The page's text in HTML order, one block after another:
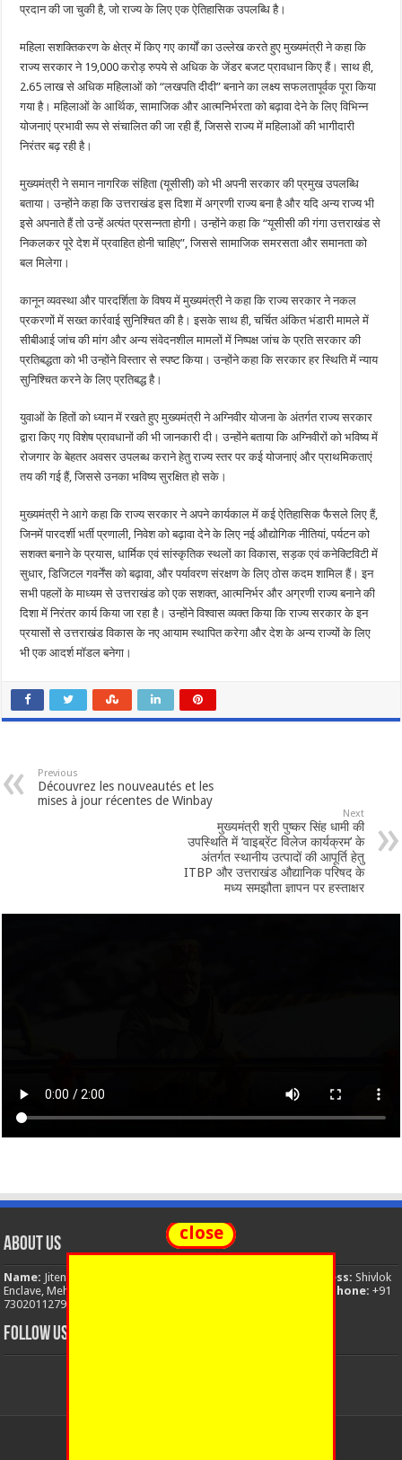
प्रदान की जा चुकी है, जो राज्य के लिए एक ऐतिहासिक उपलब्धि है।
महिला सशक्तिकरण के क्षेत्र में किए गए कार्यों का उल्लेख करते हुए मुख्यमंत्री ने कहा कि
राज्य सरकार ने 19,000 करोड़ रुपये से अधिक के जेंडर बजट प्रावधान किए हैं। साथ ही,
2.65 लाख से अधिक महिलाओं को “लखपति दीदी” बनाने का लक्ष्य सफलतापूर्वक पूरा किया
गया है। महिलाओं के आर्थिक, सामाजिक और आत्मनिर्भरता को बढ़ावा देने के लिए विभिन्न
योजनाएं प्रभावी रूप से संचालित की जा रही हैं, जिससे राज्य में महिलाओं की भागीदारी
निरंतर बढ़ रही है।
मुख्यमंत्री ने समान नागरिक संहिता (यूसीसी) को भी अपनी सरकार की प्रमुख उपलब्धि
बताया। उन्होंने कहा कि उत्तराखंड इस दिशा में अग्रणी राज्य बना है और यदि अन्य राज्य भी
इसे अपनाते हैं तो उन्हें अत्यंत प्रसन्नता होगी। उन्होंने कहा कि “यूसीसी की गंगा उत्तराखंड से
निकलकर पूरे देश में प्रवाहित होनी चाहिए”, जिससे सामाजिक समरसता और समानता को
बल मिलेगा।
कानून व्यवस्था और पारदर्शिता के विषय में मुख्यमंत्री ने कहा कि राज्य सरकार ने नकल
प्रकरणों में सख्त कार्रवाई सुनिश्चित की है। इसके साथ ही, चर्चित अंकित भंडारी मामले में
सीबीआई जांच की मांग और अन्य संवेदनशील मामलों में निष्पक्ष जांच के प्रति सरकार की
प्रतिबद्धता को भी उन्होंने विस्तार से स्पष्ट किया। उन्होंने कहा कि सरकार हर स्थिति में न्याय
सुनिश्चित करने के लिए प्रतिबद्ध है।
युवाओं के हितों को ध्यान में रखते हुए मुख्यमंत्री ने अग्निवीर योजना के अंतर्गत राज्य सरकार
द्वारा किए गए विशेष प्रावधानों की भी जानकारी दी। उन्होंने बताया कि अग्निवीरों को भविष्य में
रोजगार के बेहतर अवसर उपलब्ध कराने हेतु राज्य स्तर पर कई योजनाएं और प्राथमिकताएं
तय की गई हैं, जिससे उनका भविष्य सुरक्षित हो सके।
मुख्यमंत्री ने आगे कहा कि राज्य सरकार ने अपने कार्यकाल में कई ऐतिहासिक फैसले लिए हैं,
जिनमें पारदर्शी भर्ती प्रणाली, निवेश को बढ़ावा देने के लिए नई औद्योगिक नीतियां, पर्यटन को
सशक्त बनाने के प्रयास, धार्मिक एवं सांस्कृतिक स्थलों का विकास, सड़क एवं कनेक्टिविटी में
सुधार, डिजिटल गवर्नेंस को बढ़ावा, और पर्यावरण संरक्षण के लिए ठोस कदम शामिल हैं। इन
सभी पहलों के माध्यम से उत्तराखंड को एक सशक्त, आत्मनिर्भर और अग्रणी राज्य बनाने की
दिशा में निरंतर कार्य किया जा रहा है। उन्होंने विश्वास व्यक्त किया कि राज्य सरकार के इन
प्रयासों से उत्तराखंड विकास के नए आयाम स्थापित करेगा और देश के अन्य राज्यों के लिए
भी एक आदर्श मॉडल बनेगा।
Previous
Découvrez les nouveautés et les
mises à jour récentes de Winbay
Next
मुख्यमंत्री श्री पुष्कर सिंह धामी की
उपस्थिति में ‘वाइब्रेंट विलेज कार्यक्रम’ के
अंतर्गत स्थानीय उत्पादों की आपूर्ति हेतु
ITBP और उत्तराखंड औद्यानिक परिषद के
मध्य समझौता ज्ञापन पर हस्ताक्षर
About Us
Name: Jitendra Singh Address: Shivlok
Enclave, Mehuwala Mafi, Dehradun, Uttarakhand, 248001, India
Phone: +91
7302011279
FOLLOW US
close